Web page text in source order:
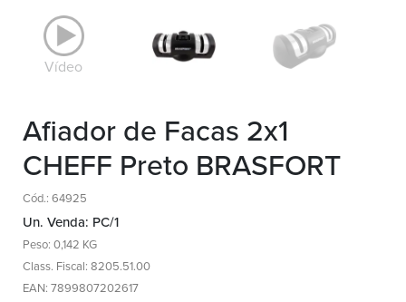
Vídeo
Afiador de Facas 2x1
CHEFF Preto BRASFORT
Cód.: 64925
Un. Venda: PC/1
Peso: 0,142 KG
Class. Fiscal: 8205.51.00
EAN: 7899807202617